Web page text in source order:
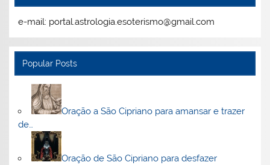
e-mail: portal.astrologia.esoterismo@gmail.com
Popular Posts
Oração a São Cipriano para amansar e trazer
de…
Oração de São Cipriano para desfazer